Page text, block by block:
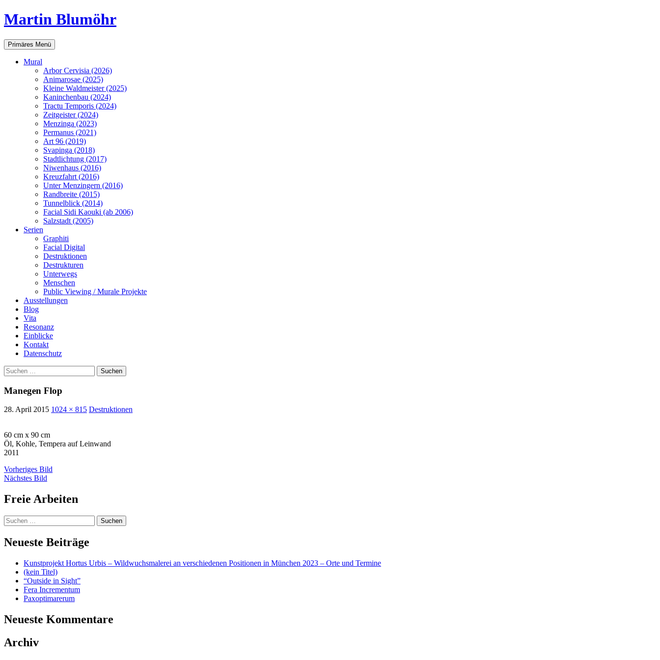
Martin Blumöhr
Suchen
Primäres Menü Zum
Inhalt
Mural
Arbor Cervisia (2026)
Animarosae (2025)
Kleine Waldmeister (2025)
Kaninchenbau (2024)
Tractu Temporis (2024)
Zeitgeister (2024)
Menzinga (2023)
Permanus (2021)
Art 96 (2019)
Svapinga (2018)
Stadtlichtung (2017)
Niwenhaus (2016)
Kreuzfahrt (2016)
Unter Menzingern (2016)
Randbreite (2015)
Tunnelblick (2014)
Facial Sidi Kaouki (ab 2006)
Salzstadt (2005)
Serien
Graphiti
Facial Digital
Destruktionen
Destrukturen
Unterwegs
Menschen
Public Viewing / Murale Projekte
Ausstellungen
Blog
Vita
Resonanz
Einblicke
Kontakt
Datenschutz
Suchen
nach:
Manegen Flop
28. April 2015 1024 × 815 Destruktionen
60 cm x 90 cm
Öl, Kohle, Tempera auf Leinwand
2011
Vorheriges Bild
Nächstes Bild
Freie Arbeiten
Suchen
nach:
Neueste Beiträge
Kunstprojekt Hortus Urbis – Wildwuchsmalerei an verschiedenen Positionen in München 2023 – Orte und Termine
(kein Titel)
“Outside in Sight”
Fera Incrementum
Paxoptimarerum
Neueste Kommentare
Archiv